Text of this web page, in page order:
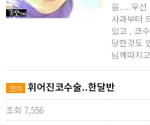
음.....우선
사과부터
있고 , 코
당한것도
님께따지
인기 휘어진코수술..한달반
조회 7,556